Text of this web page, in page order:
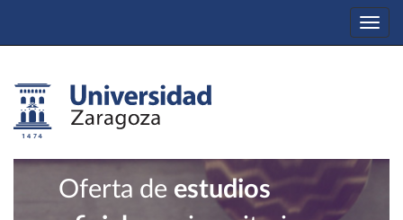
Oferta de estudios